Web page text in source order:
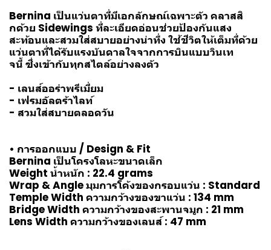
Bernina เป็นแว่นตาที่มีเอกลักษณ์เฉพาะตัว คลาสสิ
กด้วย Sidewings ที่ละเอียดอ่อนช่วยป้องกันแสง
สะท้อนและสวมใส่สบายอย่างน่าทึ่ง ใช้ชีวิตให้เต็มที่ด้วย
แว่นตาที่ได้รับแรงบันดาลใจจากการบินแบบวินเท
จนี้ ซึ่งเข้ากับทุกสไตล์อย่างลงตัว
- เลนส์ออร่าพรีเมี่ยม
- เฟรมอัลตร้าไลท์
- สวมใส่สบายตลอดวัน
• การออกแบบ / Design & Fit
Bernina เป็นโครงโลหะขนาดเล็ก
Weight น้ำหนัก : 22.4 grams
Wrap & Angle มุมการโค้งของกรอบแว่น : Standard
Temple Width ความกว้างของขาแว่น : 134 mm
Bridge Width ความกว้างของสะพานจมูก : 21 mm
Lens Width ความกว้างของเลนส์ : 47 mm